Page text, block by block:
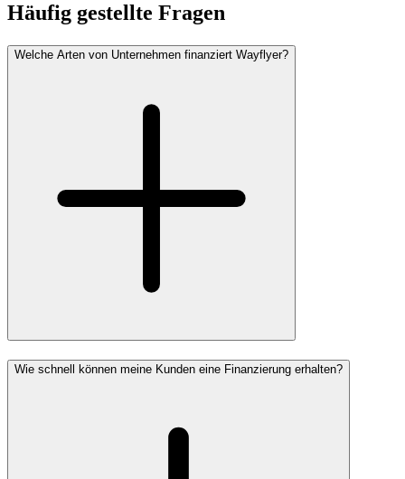
Häufig gestellte Fragen
Welche Arten von Unternehmen finanziert Wayflyer?
Wie schnell können meine Kunden eine Finanzierung erhalten?